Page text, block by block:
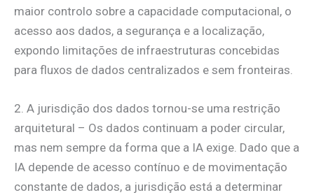
maior controlo sobre a capacidade computacional, o
acesso aos dados, a segurança e a localização,
expondo limitações de infraestruturas concebidas
para fluxos de dados centralizados e sem fronteiras.
2. A jurisdição dos dados tornou-se uma restrição
arquitetural – Os dados continuam a poder circular,
mas nem sempre da forma que a IA exige. Dado que a
IA depende de acesso contínuo e de movimentação
constante de dados, a jurisdição está a determinar